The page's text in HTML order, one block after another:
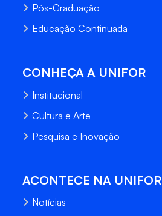
Pós-Graduação
Educação Continuada
CONHEÇA A UNIFOR
Institucional
Cultura e Arte
Pesquisa e Inovação
ACONTECE NA UNIFOR
Notícias